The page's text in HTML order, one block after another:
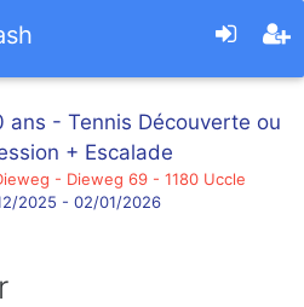
ans - Tennis Découverte ou
+ Escalade
- Dieweg 69 - 1180 Uccle
2025 - 02/01/2026